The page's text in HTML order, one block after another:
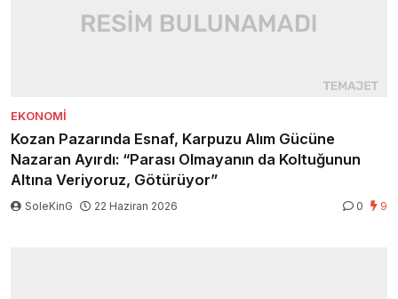
EKONOMI
Kozan Pazarında Esnaf, Karpuzu Alım Gücüne
Nazaran Ayırdı: “Parası Olmayanın da Koltuğunun
Altına Veriyoruz, Götürüyor”
SoleKinG 22 Haziran 2026 0 9